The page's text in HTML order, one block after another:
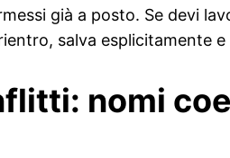
già a posto. Se devi
salva esplicitamente
nomi